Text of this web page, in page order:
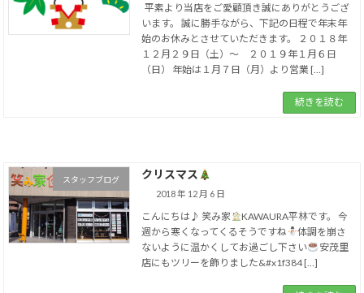
平素より当店をご愛顧頂き誠にありがとうござ
います。 誠に勝手ながら、下記の日程で年末年
始のお休みとさせていただきます。 ２０１８年
１２月２９日（土）～ ２０１９年１月６日
（日） 年始は１月７日（月）より営業 […]
続きを読む
スタッフブログ クリスマス
2018 年 12 月 6 日
こんにちは♪ 笑み家
KAWAURA平林です。 今
週から寒くなってくるそうですね
体調を崩さ
ないように温かくしてお過ごし下さい
安茂里
店にもツリーを飾りました&#x1f384 […]